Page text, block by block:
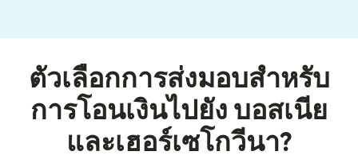
ตัวเลือกการส่งมอบสำหรับ
การโอนเงินไปยัง บอสเนีย
และเฮอร์เซโกวีนา?